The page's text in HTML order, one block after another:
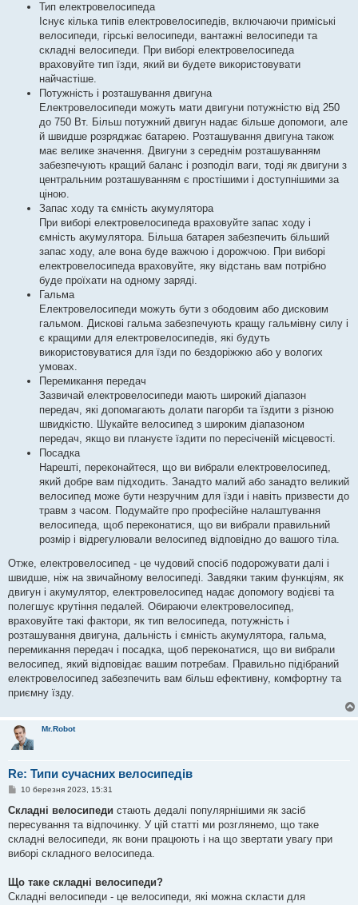
Тип електровелосипеда
Існує кілька типів електровелосипедів, включаючи приміські
велосипеди, гірські велосипеди, вантажні велосипеди та
складні велосипеди. При виборі електровелосипеда
враховуйте тип їзди, який ви будете використовувати
найчастіше.
Потужність і розташування двигуна
Електровелосипеди можуть мати двигуни потужністю від 250
до 750 Вт. Більш потужний двигун надає більше допомоги, але
й швидше розряджає батарею. Розташування двигуна також
має велике значення. Двигуни з середнім розташуванням
забезпечують кращий баланс і розподіл ваги, тоді як двигуни з
центральним розташуванням є простішими і доступнішими за
ціною.
Запас ходу та ємність акумулятора
При виборі електровелосипеда враховуйте запас ходу і
ємність акумулятора. Більша батарея забезпечить більший
запас ходу, але вона буде важчою і дорожчою. При виборі
електровелосипеда враховуйте, яку відстань вам потрібно
буде проїхати на одному заряді.
Гальма
Електровелосипеди можуть бути з ободовим або дисковим
гальмом. Дискові гальма забезпечують кращу гальмівну силу і
є кращими для електровелосипедів, які будуть
використовуватися для їзди по бездоріжжю або у вологих
умовах.
Перемикання передач
Зазвичай електровелосипеди мають широкий діапазон
передач, які допомагають долати пагорби та їздити з різною
швидкістю. Шукайте велосипед з широким діапазоном
передач, якщо ви плануєте їздити по пересіченій місцевості.
Посадка
Нарешті, переконайтеся, що ви вибрали електровелосипед,
який добре вам підходить. Занадто малий або занадто великий
велосипед може бути незручним для їзди і навіть призвести до
травм з часом. Подумайте про професійне налаштування
велосипеда, щоб переконатися, що ви вибрали правильний
розмір і відрегулювали велосипед відповідно до вашого тіла.
Отже, електровелосипед - це чудовий спосіб подорожувати далі і
швидше, ніж на звичайному велосипеді. Завдяки таким функціям, як
двигун і акумулятор, електровелосипед надає допомогу водієві та
полегшує крутіння педалей. Обираючи електровелосипед,
враховуйте такі фактори, як тип велосипеда, потужність і
розташування двигуна, дальність і ємність акумулятора, гальма,
перемикання передач і посадка, щоб переконатися, що ви вибрали
велосипед, який відповідає вашим потребам. Правильно підібраний
електровелосипед забезпечить вам більш ефективну, комфортну та
приємну їзду.
Mr.Robot
Re: Типи сучасних велосипедів
П
в
д
о
л
н
я
10 березня 2023, 15:31
Складні велосипеди стають дедалі популярнішими як засіб
пересування та відпочинку. У цій статті ми розглянемо, що таке
складні велосипеди, як вони працюють і на що звертати увагу при
виборі складного велосипеда.
Що таке складні велосипеди?
Складні велосипеди - це велосипеди, які можна скласти для